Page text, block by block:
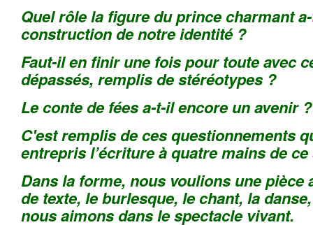
Quel rôle la figure du prince charmant
construction de notre identité ?
Faut-il en finir une fois pour toute avec
dépassés, remplis de stéréotypes ?
Le conte de fées a-t-il encore un avenir ?
C'est remplis de ces questionnements
entrepris l’écriture à quatre mains de
Dans la forme, nous voulions une pièce
de texte, le burlesque, le chant, la
nous aimons dans le spectacle vivant.